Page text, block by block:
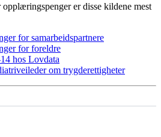
er disse kildene mest
for samarbeidspartnere
for foreldre
hos Lovdata
om trygderettigheter